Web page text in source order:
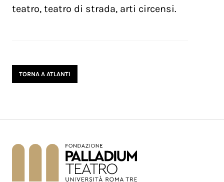
teatro, teatro di strada, arti circensi.
TORNA A ATLANTI